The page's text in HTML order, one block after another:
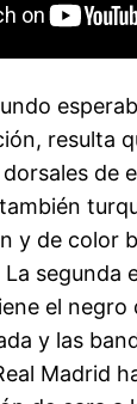
resulta
de
y de color
segunda
el negro
y las
Madrid